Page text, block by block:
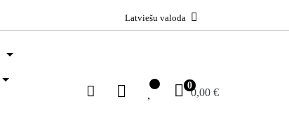
Latviešu valoda
0
0,00 €